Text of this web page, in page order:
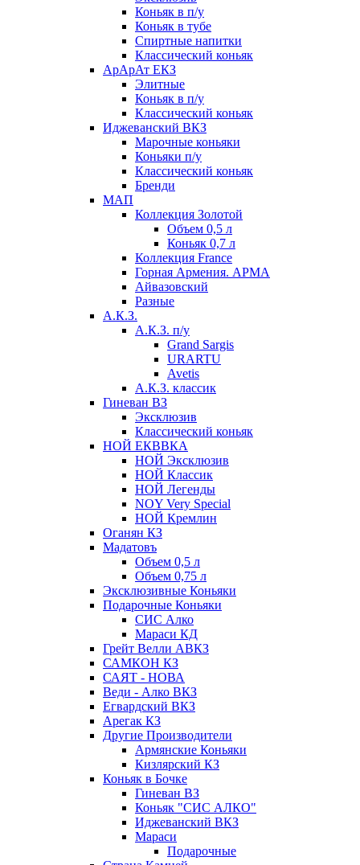
Коньяк в п/у
Коньяк в тубе
Спиртные напитки
Классический коньяк
АрАрАт ЕКЗ
Элитные
Коньяк в п/у
Классический коньяк
Иджеванский ВКЗ
Марочные коньяки
Коньяки п/у
Классический коньяк
Бренди
МАП
Коллекция Золотой
Объем 0,5 л
Коньяк 0,7 л
Коллекция France
Горная Армения. АРМА
Айвазовский
Разные
А.К.З.
А.К.З. п/у
Grand Sargis
URARTU
Avetis
А.К.З. классик
Гиневан ВЗ
Эксклюзив
Классический коньяк
НОЙ ЕКВВКА
НОЙ Эксклюзив
НОЙ Классик
НОЙ Легенды
NOY Very Speсial
НОЙ Кремлин
Оганян КЗ
Мадатовъ
Объем 0,5 л
Объем 0,75 л
Эксклюзивные Коньяки
Подарочные Коньяки
СИС Алко
Мараси КД
Грейт Велли АВКЗ
САМКОН КЗ
САЯТ - НОВА
Веди - Алко ВКЗ
Егвардский ВКЗ
Арегак КЗ
Другие Производители
Армянские Коньяки
Кизлярский КЗ
Коньяк в Бочке
Гиневан ВЗ
Коньяк "СИС АЛКО"
Иджеванский ВКЗ
Мараси
Подарочные